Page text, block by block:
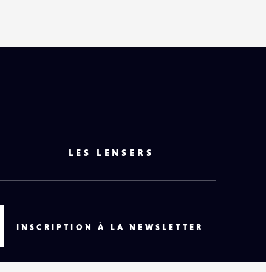
LES LENSERS
INSCRIPTION À LA NEWSLETTER